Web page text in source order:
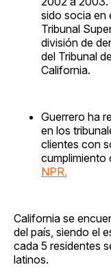
sido socia en
Tribunal
división de
del Tribunal
California.
Guerrero ha
en los
clientes con
cumplimiento
NPR.
California se
del país, siendo el
cada 5 residentes
latinos.